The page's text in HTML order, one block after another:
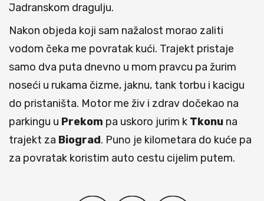
Jadranskom dragulju.
Nakon objeda koji sam nažalost morao zaliti
vodom čeka me povratak kući. Trajekt pristaje
samo dva puta dnevno u mom pravcu pa žurim
noseći u rukama čizme, jaknu, tank torbu i kacigu
do pristaništa. Motor me živ i zdrav dočekao na
parkingu u Prekom pa uskoro jurim k Tkonu na
trajekt za Biograd. Puno je kilometara do kuće pa
za povratak koristim auto cestu cijelim putem.